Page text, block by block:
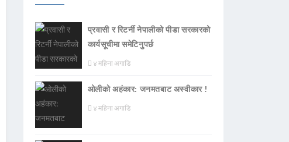
प्रवासी र रिटर्नी नेपालीको पीडा सरकारको
कार्यसूचीमा समेटिनुपर्छ
४ महिना अगाडि
ओलीको अहंकार: जनमतबाट अस्वीकार !
४ महिना अगाडि